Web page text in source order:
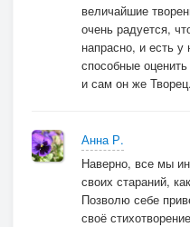
величайшие
очень радуется,
напрасно, и есть
способные
и сам он же Творец.
Анна Р.
Наверно, все мы
своих стараний,
Позволю себе
своё